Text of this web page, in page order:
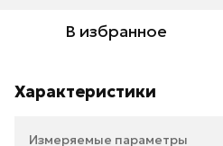
В избранное
Характеристики
Измеряемые параметры